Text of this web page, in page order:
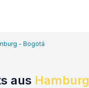
aus Hamburg
- Bogotá